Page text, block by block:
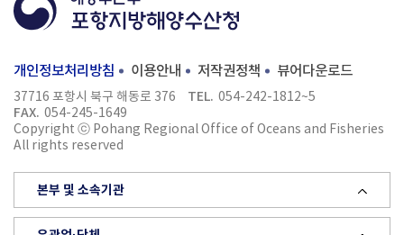
개인정보처리방침 이용안내 저작권정책 뷰어다운로드
37716 포항시 북구 해동로 376 TEL. 054-242-1812~5
FAX. 054-245-1649
Copyright ⓒ Pohang Regional Office of Oceans and Fisheries
All rights reserved
본부 및 소속기관